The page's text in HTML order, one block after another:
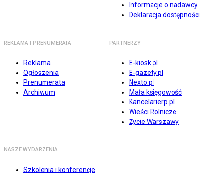
Informacje o nadawcy
Deklaracja dostępności
REKLAMA I PRENUMERATA
Reklama
Ogłoszenia
Prenumerata
Archiwum
PARTNERZY
E-kiosk.pl
E-gazety.pl
Nexto.pl
Mała księgowość
Kancelarierp.pl
Wieści Rolnicze
Życie Warszawy
NASZE WYDARZENIA
Szkolenia i konferencje